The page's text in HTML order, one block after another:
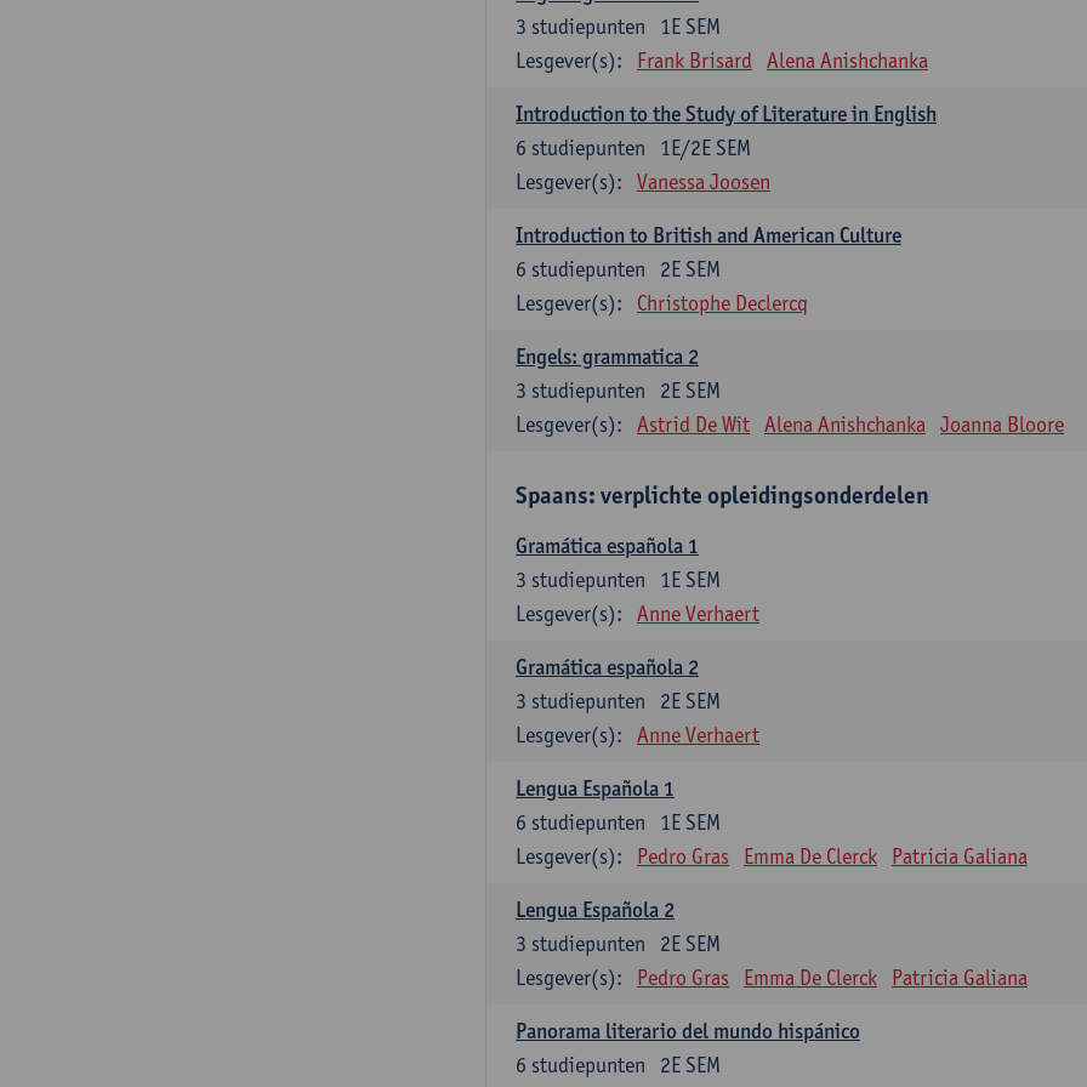
1E SEM
3 studiepunten
Lesgever(s):
Frank Brisard Alena Anishchanka
Introduction to the Study of Literature in English
1E/2E SEM
6 studiepunten
Lesgever(s):
Vanessa Joosen
Introduction to British and American Culture
2E SEM
6 studiepunten
Lesgever(s):
Christophe Declercq
Engels: grammatica 2
2E SEM
3 studiepunten
Lesgever(s):
Astrid De Wit Alena Anishchanka Joanna Bloore
Spaans: verplichte opleidingsonderdelen
Gramática española 1
1E SEM
3 studiepunten
Lesgever(s):
Anne Verhaert
Gramática española 2
2E SEM
3 studiepunten
Lesgever(s):
Anne Verhaert
Lengua Española 1
1E SEM
6 studiepunten
Lesgever(s):
Pedro Gras Emma De Clerck Patricia Galiana
Lengua Española 2
2E SEM
3 studiepunten
Lesgever(s):
Pedro Gras Emma De Clerck Patricia Galiana
Panorama literario del mundo hispánico
2E SEM
6 studiepunten